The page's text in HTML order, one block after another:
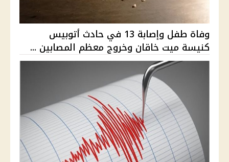
وفاة طفل وإصابة 13 في حادث أتوبيس
كنيسة ميت خاقان وخروج معظم المصابين ...